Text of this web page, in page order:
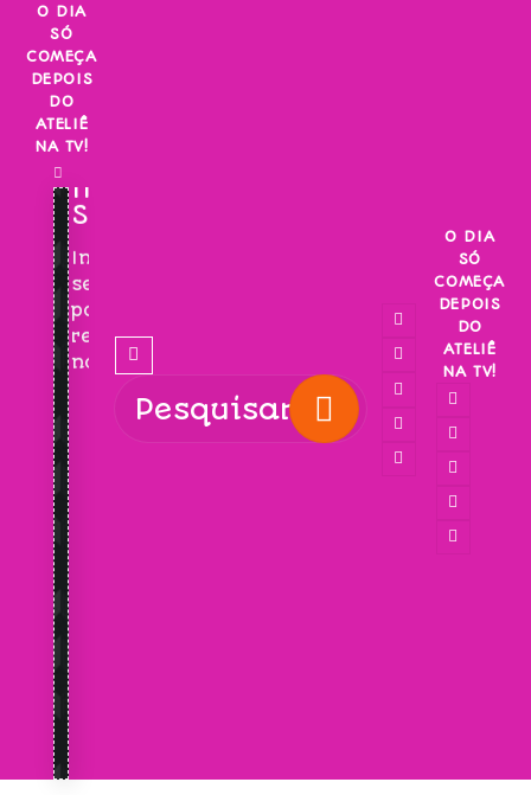
Skip
content
O DIA
SÓ
COMEÇA
DEPOIS
DO
ATELIÊ
NA TV!
INSCREVA-
SE!
Inscreva-
se
para
receber
novidades!
O DIA
SÓ
COMEÇA
DEPOIS
DO
ATELIÊ
NA TV!